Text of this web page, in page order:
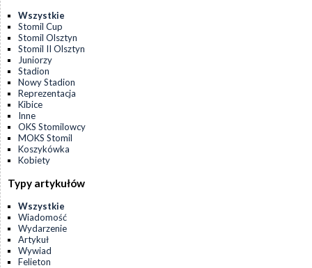
Wszystkie
Stomil Cup
Stomil Olsztyn
Stomil II Olsztyn
Juniorzy
Stadion
Nowy Stadion
Reprezentacja
Kibice
Inne
OKS Stomilowcy
MOKS Stomil
Koszykówka
Kobiety
Typy artykułów
Wszystkie
Wiadomość
Wydarzenie
Artykuł
Wywiad
Felieton